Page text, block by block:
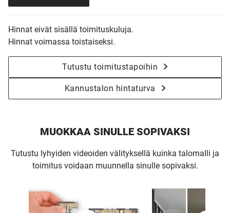
Hinnat eivät sisällä toimituskuluja.
Hinnat voimassa toistaiseksi.
Tutustu toimitustapoihin
Kannustalon hintaturva
MUOKKAA SINULLE SOPIVAKSI
Tutustu lyhyiden videoiden välityksellä kuinka talomalli ja
toimitus voidaan muunnella sinulle sopivaksi.